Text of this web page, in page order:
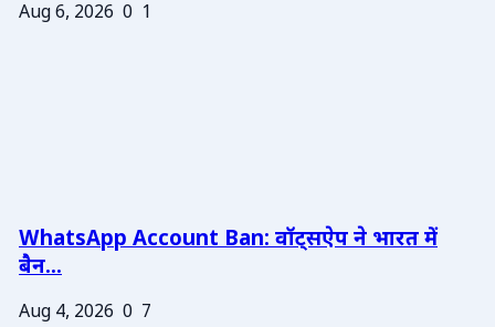
Aug 6, 2026 0 1
WhatsApp Account Ban: वॉट्सऐप ने भारत में
बैन...
Aug 4, 2026 0 7